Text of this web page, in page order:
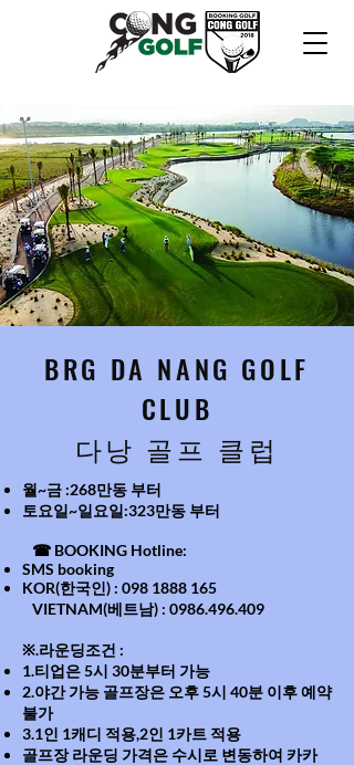
BRG DA NANG GOLF
CLUB
​다낭 골프 클럽
​월~금 :268만동 부터
​토요일~일요일:323만동 부터
☎ BOOKING Hotline:
SMS booking
KOR(한국인) : 098 1888 165
VIETNAM(베트남) : 0986.496.409
※.라운딩조건 :
1.티업은 5시 30분부터 가능
2.야간 가능 골프장은 오후 5시 40분 이후 예약
불가
3.1인 1캐디 적용,2인 1카트 적용
골프장 라운딩 가격은 수시로 변동하여 카카